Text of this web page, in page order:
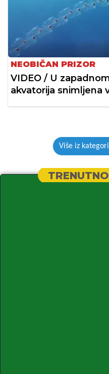
NEOBIČAN PRIZOR
VIDEO / U
akvatorija snimljena
Više iz